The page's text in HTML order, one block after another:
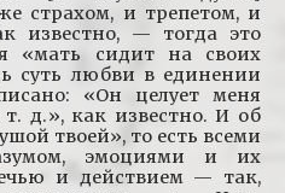
страхом, и трепетом, и
известно, — тогда это
«мать сидит на своих
суть любви в единении
«Он целует меня
д.», как известно. И об
твоей», то есть всеми
эмоциями и их
и действием — так,